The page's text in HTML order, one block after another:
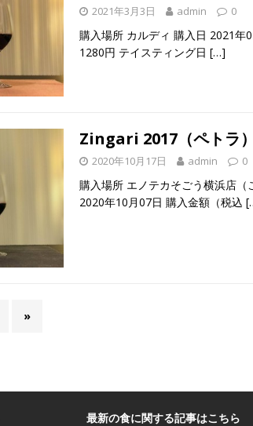
2021年3月3日 admin 0
購入場所 カルディ 購入日 2021年
1280円 テイスティング日 […]
Zingari 2017（ペトラ）
2020年10月17日 admin 0
購入場所 エノテカそごう横浜店（
2020年10月07日 購入金額（税込
»
最新の食に関する記事はこちら